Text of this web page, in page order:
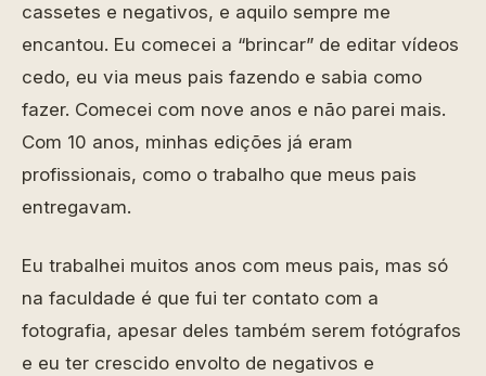
cassetes e negativos, e aquilo sempre me
encantou. Eu comecei a “brincar” de editar vídeos
cedo, eu via meus pais fazendo e sabia como
fazer. Comecei com nove anos e não parei mais.
Com 10 anos, minhas edições já eram
profissionais, como o trabalho que meus pais
entregavam.
Eu trabalhei muitos anos com meus pais, mas só
na faculdade é que fui ter contato com a
fotografia, apesar deles também serem fotógrafos
e eu ter crescido envolto de negativos e